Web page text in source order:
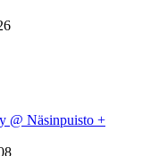
@ Näsinpuisto +